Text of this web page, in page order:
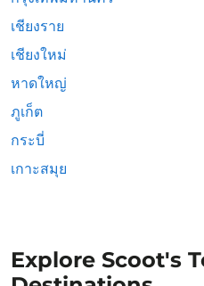
เชียงราย
เชียงใหม่
หาดใหญ่
ภูเก็ต
กระบี่
เกาะสมุย
Explore Scoot's